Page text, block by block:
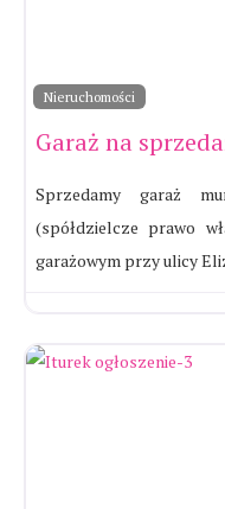
Nieruchomości
Garaż na
Sprzedamy garaż
(spółdzielcze prawo
garażowym przy ulicy